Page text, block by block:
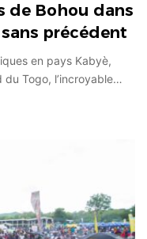
de Bohou dans
précédent
en pays Kabyè,
Togo, l’incroyable…